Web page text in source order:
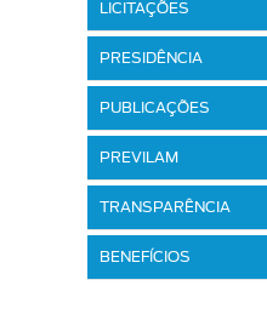
LICITAÇÕES
PRESIDÊNCIA
PUBLICAÇÕES
PREVILAM
TRANSPARÊNCIA
BENEFÍCIOS